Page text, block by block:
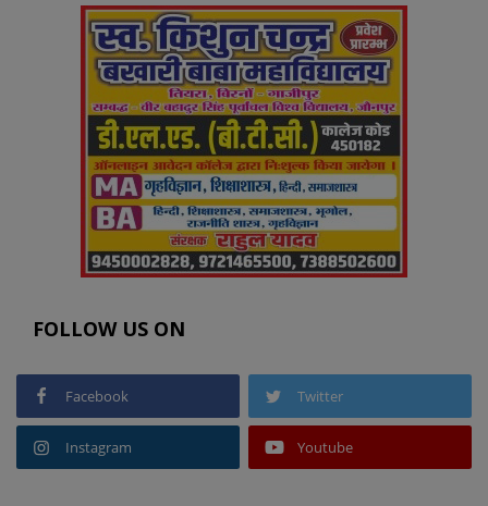
FOLLOW US ON
Facebook Twitter
Instagram Youtube